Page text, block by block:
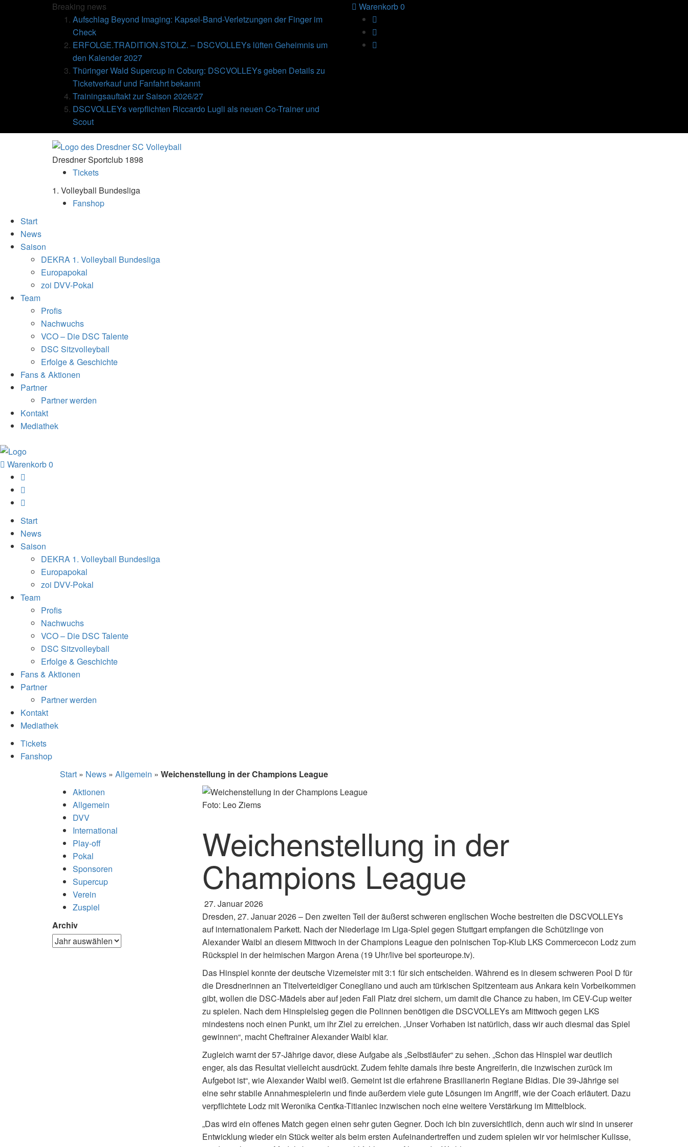
Breaking news
Aufschlag Beyond Imaging: Kapsel-Band-Verletzungen der Finger im
Check
ERFOLGE.TRADITION.STOLZ. – DSCVOLLEYs lüften Geheimnis um
den Kalender 2027
Thüringer Wald Supercup in Coburg: DSCVOLLEYs geben Details zu
Ticketverkauf und Fanfahrt bekannt
Trainingsauftakt zur Saison 2026/27
DSCVOLLEYs verpflichten Riccardo Lugli als neuen Co-Trainer und
Scout
Warenkorb0
Dresdner Sportclub 1898
Tickets
1. Volleyball Bundesliga
Fanshop
Start
News
Saison
DEKRA 1. Volleyball Bundesliga
Europapokal
zoi DVV-Pokal
Team
Profis
Nachwuchs
VCO – Die DSC Talente
DSC Sitzvolleyball
Erfolge & Geschichte
Fans & Aktionen
Partner
Partner werden
Kontakt
Mediathek
Warenkorb0
Start
News
Saison
DEKRA 1. Volleyball Bundesliga
Europapokal
zoi DVV-Pokal
Team
Profis
Nachwuchs
VCO – Die DSC Talente
DSC Sitzvolleyball
Erfolge & Geschichte
Fans & Aktionen
Partner
Partner werden
Kontakt
Mediathek
Tickets
Fanshop
Start » News » Allgemein » Weichenstellung in der Champions League
Foto: Leo Ziems
Weichenstellung in der
Champions League
27. Januar 2026
Dresden, 27. Januar 2026 – Den zweiten Teil der äußerst schweren englischen Woche bestreiten die DSCVOLLEYs
auf internationalem Parkett. Nach der Niederlage im Liga-Spiel gegen Stuttgart empfangen die Schützlinge von
Alexander Waibl an diesem Mittwoch in der Champions League den polnischen Top-Klub LKS Commercecon Lodz zum
Rückspiel in der heimischen Margon Arena (19 Uhr/live bei sporteurope.tv).
Das Hinspiel konnte der deutsche Vizemeister mit 3:1 für sich entscheiden. Während es in diesem schweren Pool D für
die Dresdnerinnen an Titelverteidiger Conegliano und auch am türkischen Spitzenteam aus Ankara kein Vorbeikommen
gibt, wollen die DSC-Mädels aber auf jeden Fall Platz drei sichern, um damit die Chance zu haben, im CEV-Cup weiter
zu spielen. Nach dem Hinspielsieg gegen die Polinnen benötigen die DSCVOLLEYs am Mittwoch gegen LKS
mindestens noch einen Punkt, um ihr Ziel zu erreichen. „Unser Vorhaben ist natürlich, dass wir auch diesmal das Spiel
gewinnen“, macht Cheftrainer Alexander Waibl klar.
Zugleich warnt der 57-Jährige davor, diese Aufgabe als „Selbstläufer“ zu sehen. „Schon das Hinspiel war deutlich
enger, als das Resultat vielleicht ausdrückt. Zudem fehlte damals ihre beste Angreiferin, die inzwischen zurück im
Aufgebot ist“, wie Alexander Waibl weiß. Gemeint ist die erfahrene Brasilianerin Regiane Bidias. Die 39-Jährige sei
eine sehr stabile Annahmespielerin und finde außerdem viele gute Lösungen im Angriff, wie der Coach erläutert. Dazu
verpflichtete Lodz mit Weronika Centka-Titianiec inzwischen noch eine weitere Verstärkung im Mittelblock.
„Das wird ein offenes Match gegen einen sehr guten Gegner. Doch ich bin zuversichtlich, denn auch wir sind in unserer
Entwicklung wieder ein Stück weiter als beim ersten Aufeinandertreffen und zudem spielen wir vor heimischer Kulisse,
Aktionen
Allgemein
DVV
International
Play-off
Pokal
Sponsoren
Supercup
Verein
Zuspiel
Archiv